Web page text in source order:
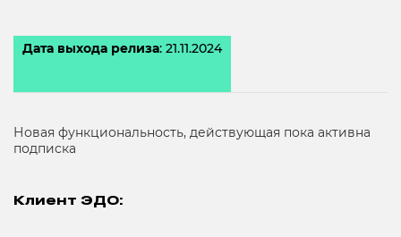
Дата выхода релиза: 21.11.2024
Новая функциональность, действующая пока активна
подписка
Клиент ЭДО: